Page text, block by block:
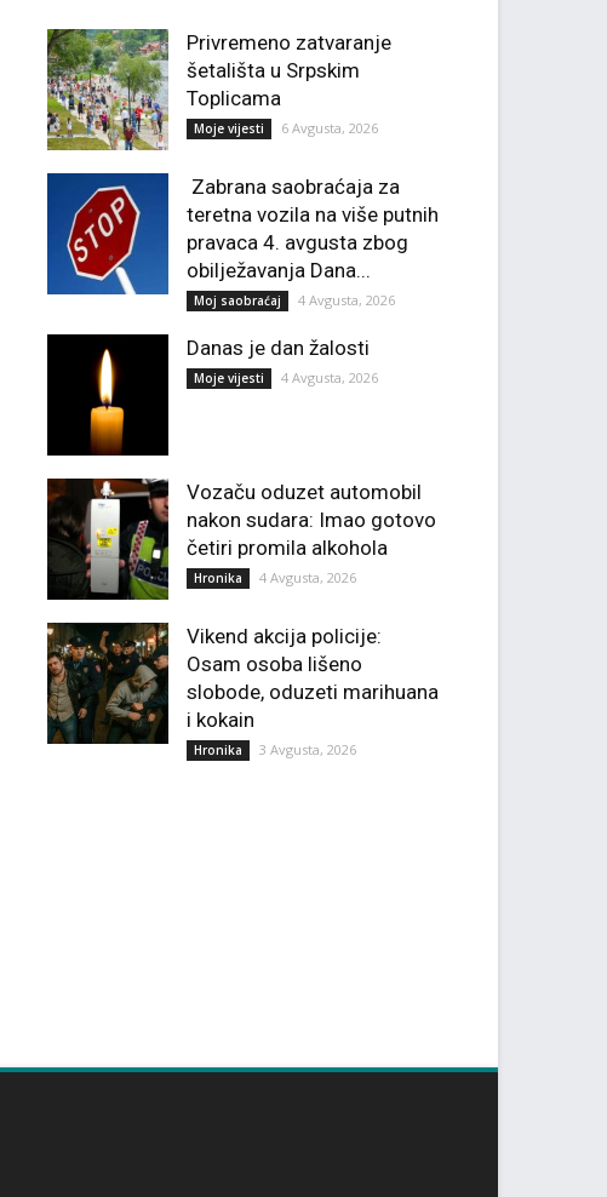
Privremeno zatvaranje
šetališta u Srpskim
Toplicama
Moje vijesti 6 Avgusta, 2026
Zabrana saobraćaja za
teretna vozila na više putnih
pravaca 4. avgusta zbog
obilježavanja Dana...
Moj saobraćaj 4 Avgusta, 2026
Danas je dan žalosti
Moje vijesti 4 Avgusta, 2026
Vozaču oduzet automobil
nakon sudara: Imao gotovo
četiri promila alkohola
Hronika 4 Avgusta, 2026
Vikend akcija policije:
Osam osoba lišeno
slobode, oduzeti marihuana
i kokain
Hronika 3 Avgusta, 2026